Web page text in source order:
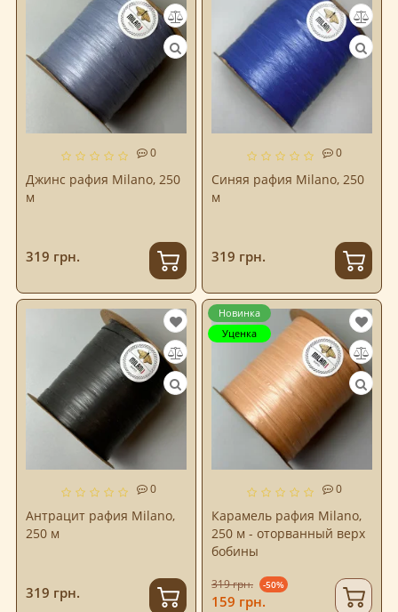
0
Джинс рафия Milano, 250
м
319 грн.
0
Синяя рафия Milano, 250
м
319 грн.
0
Антрацит рафия Milano,
250 м
319 грн.
0
Карамель рафия Milano,
250 м - оторванный верх
бобины
Новинка
Уценка
319 грн. -50%
159 грн.